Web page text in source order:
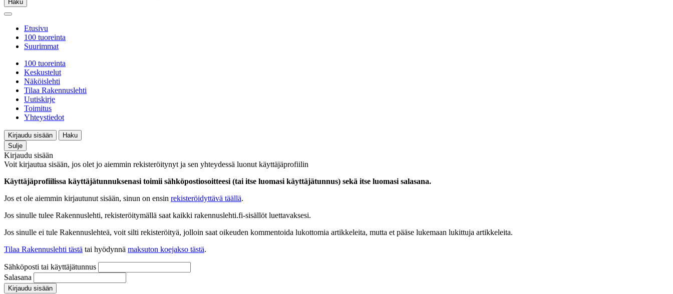
Haku
Etusivu
100 tuoreinta
Suurimmat
100 tuoreinta
Keskustelut
Näköislehti
Tilaa Rakennuslehti
Uutiskirje
Toimitus
Yhteystiedot
Kirjaudu sisään
Haku
Sulje
Kirjaudu sisään
Voit kirjautua sisään, jos olet jo aiemmin rekisteröitynyt ja sen yhteydessä luonut käyttäjäprofiilin
Käyttäjäprofiilissa käyttäjätunnuksenasi toimii sähköpostiosoitteesi (tai itse luomasi käyttäjätunnus) sekä itse luomasi salasana.
Jos et ole aiemmin kirjautunut sisään, sinun on ensin rekisteröidyttävä täällä.
Jos sinulle tulee Rakennuslehti, rekisteröitymällä saat kaikki rakennuslehti.fi-sisällöt luettavaksesi.
Jos sinulle ei tule Rakennuslehteä, voit silti rekisteröityä, jolloin saat oikeuden kommentoida lukottomia artikkeleita, mutta et pääse lukemaan lukittuja artikkeleita.
Tilaa Rakennuslehti tästä tai hyödynnä maksuton koejakso tästä.
Sähköposti tai käyttäjätunnus
Salasana
Kirjaudu sisään